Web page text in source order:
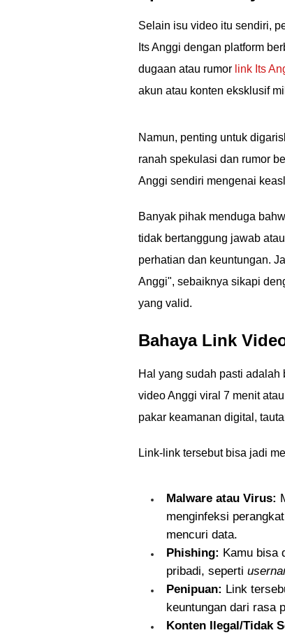
Selain isu video itu sendiri,
Its Anggi dengan platform
dugaan atau rumor link Its
akun atau konten eksklusif
Namun, penting untuk
ranah spekulasi dan rumor
Anggi sendiri mengenai
Banyak pihak menduga
tidak bertanggung jawab
perhatian dan keuntungan.
Anggi", sebaiknya sikapi
yang valid.
Bahaya Link
Hal yang sudah pasti
video Anggi viral 7 menit
pakar keamanan digital,
Link-link tersebut bisa jadi
Malware atau Virus:
menginfeksi
mencuri data.
Phishing: Kamu bisa
pribadi, seperti
Penipuan: Link
keuntungan dari rasa
Konten Ilegal/Tidak